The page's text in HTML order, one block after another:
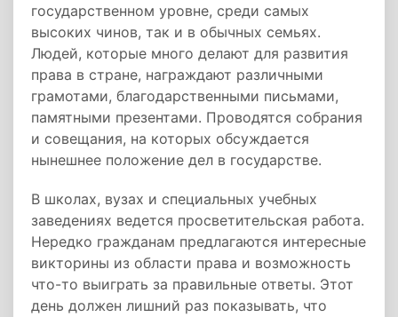
государственном уровне, среди самых
высоких чинов, так и в обычных семьях.
Людей, которые много делают для развития
права в стране, награждают различными
грамотами, благодарственными письмами,
памятными презентами. Проводятся собрания
и совещания, на которых обсуждается
нынешнее положение дел в государстве.
В школах, вузах и специальных учебных
заведениях ведется просветительская работа.
Нередко гражданам предлагаются интересные
викторины из области права и возможность
что-то выиграть за правильные ответы. Этот
день должен лишний раз показывать, что